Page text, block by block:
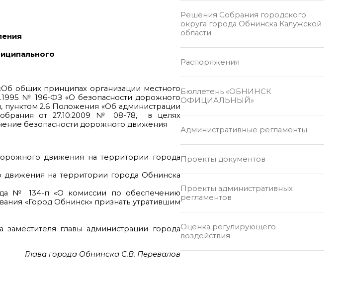
общих принципах организации местного
№ 196-ФЗ «О безопасности дорожного
пунктом 2.6 Положения «Об администрации
от 27.10.2009 № 08-78, в целях
безопасности дорожного движения
движения на территории города
на территории города Обнинска
№ 134-п «О комиссии по обеспечению
«Город Обнинск» признать утратившим
главы администрации города
Глава города Обнинска С.В. Перевалов
Решения Собрания городского
округа города Обнинска Калужской
области
Распоряжения
Бюллетень «ОБНИНСК
ОФИЦИАЛЬНЫЙ»
Административные регламенты
Проекты документов
Проекты административных
регламентов
Оценка регулирующего
воздействия